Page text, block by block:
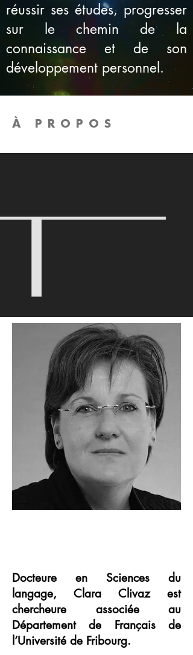
réussir ses études, progresser
sur le chemin de la
connaissance et de son
développement personnel.
À PROPOS
Docteure en Sciences du
langage, Clara Clivaz est
chercheure associée au
Département de Français de
l’Université de Fribourg.